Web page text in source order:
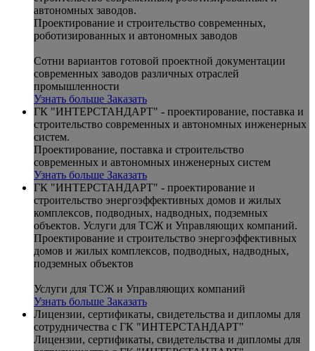
автономных заводов.
Проектирование и строительство современных,
роботизированных и автономных заводов
Сотни вариантов готовой проектной документации
современных заводов различных отраслей
промышленности
Узнать больше Заказать
ГК "ИНТЕРСТАНДАРТ" - проектирование, поставка и
строительство современных и автономных инженерных
систем.
Проектирование, поставка и строительство
современных и автономных инженерных систем
Узнать больше Заказать
ГК "ИНТЕРСТАНДАРТ" - проектирование и
строительство энергоэффективных домов и жилых
комплексов, подводных, надводных, подземных
объектов. Услуги для ТСЖ и Управляющих компаний.
Проектирование и строительство энергоэффективных
домов и жилых комплексов, подводных, надводных,
подземных объектов
Услуги для ТСЖ и Управляющих компаний
Узнать больше Заказать
Лицензии, сертификаты, свидетельства и дипломы для
сотрудничества с ГК "ИНТЕРСТАНДАРТ"
Лицензии, сертификаты, свидетельства и дипломы для